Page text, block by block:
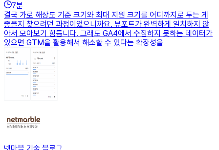
7분
결국 가로 해상도 기준 크기와 최대 지원 크기를 어디까지로 두는 게
좋을지 찾으려던 과정이었으니까요. 뷰포트가 완벽하게 일치하지 않
아서 모아보기 힘듭니다. 그래도 GA4에서 수집하지 못하는 데이터가
있으면 GTM을 활용해서 해소할 수 있다는 확장성을